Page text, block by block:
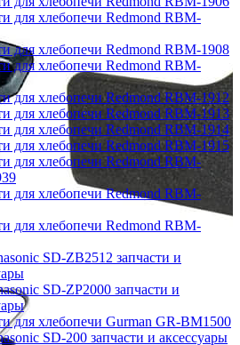
для хлебопечи Redmond RBM-
для хлебопечи Redmond RBM-1908
для хлебопечи Redmond RBM-
для хлебопечи Redmond RBM-1912
для хлебопечи Redmond RBM-1913
для хлебопечи Redmond RBM-1914
для хлебопечи Redmond RBM-1915
для хлебопечи Redmond RBM-
для хлебопечи Redmond RBM-
для хлебопечи Redmond RBM-
SD-ZB2512 запчасти и
SD-ZP2000 запчасти и
для хлебопечи Gurman GR-BM1500
SD-200 запчасти и аксессуары